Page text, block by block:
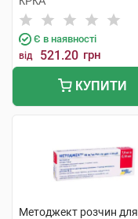
Є в наявності
від 521.20 грн
КУПИТИ
Методжект розчин для